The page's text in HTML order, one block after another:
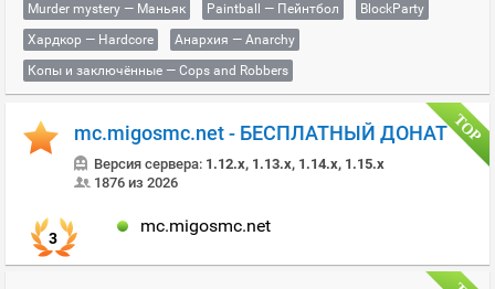
Murder mystery — Маньяк
Paintball — Пейнтбол
BlockParty
Хардкор — Hardcore
Анархия — Anarchy
Копы и заключённые — Cops and Robbers
mc.migosmc.net - БЕСПЛАТНЫЙ ДОНАТ
Версия сервера: 1.12.x, 1.13.x, 1.14.x, 1.15.x
1876 из 2026
3
mc.migosmc.net